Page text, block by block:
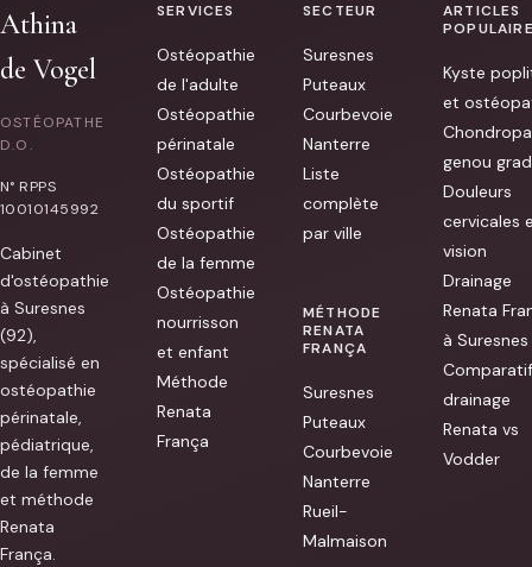
une
J'étais
complètement
bloquée.
Elle
tres
travaille
douceur,
explique
ce
donne
de
bons
conseils.
suis
[...]
Athina
de Vogel
OSTÉOPATHE
D.O.
N° RPPS
10010145992
Cabinet
d'ostéopathie
à Suresnes
(92),
spécialisé en
ostéopathie
périnatale,
pédiatrique,
de la femme
et méthode
Renata
França.
SERVICES
Ostéopathie
de l'adulte
Ostéopathie
périnatale
Ostéopathie
du sportif
Ostéopathie
de la femme
Ostéopathie
nourrisson
et enfant
Méthode
Renata
França
SECTEUR
Suresnes
Puteaux
Courbevoie
Nanterre
Liste
complète
par ville
MÉTHODE
RENATA
FRANÇA
Suresnes
Puteaux
Courbevoie
Nanterre
Rueil-
Malmaison
ARTICLES
Kyste
et
genou
Douleurs
cervicales
vision
Drainage
Renata
à Suresnes
Comparatif
drainage
Renata vs
Vodder